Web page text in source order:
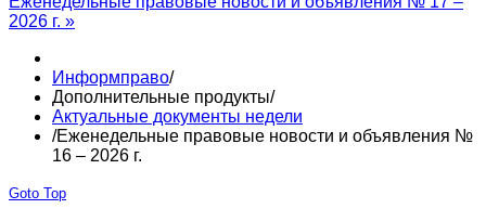
2026 г. »
Информправо/
Дополнительные продукты/
Актуальные документы недели
/Еженедельные правовые новости и объявления №
16 – 2026 г.
Goto Top